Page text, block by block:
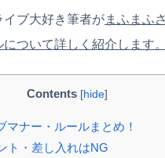
ブ大好き筆者がまふまふ
ついて詳しく紹介します。
Contents [hide]
マナー・ルールまとめ！
ト・差し入れはNG